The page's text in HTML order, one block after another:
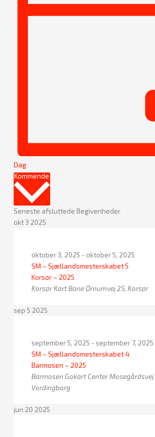
Dag
KommendeVælg
dato.
Seneste afsluttede Begivenheder
okt3 2025
oktober 3, 2025 - oktober 5, 2025
SM – Sjællandsmesterskabet 5
Korsør – 2025
Korsør Kart Bane Ørnumvej 25, Korsør
sep 5 2025
september 5, 2025 - september 7, 2025
SM – Sjællandsmesterskabet 4
Barmosen – 2025
Barmosen Gokart CenterMosegårdsvej
Vordingborg
jun 20 2025